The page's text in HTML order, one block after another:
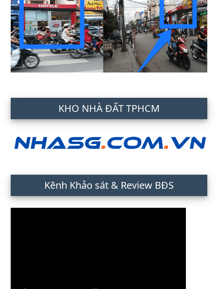
KHO NHÀ ĐẤT TPHCM
Kênh Khảo sát & Review BĐS